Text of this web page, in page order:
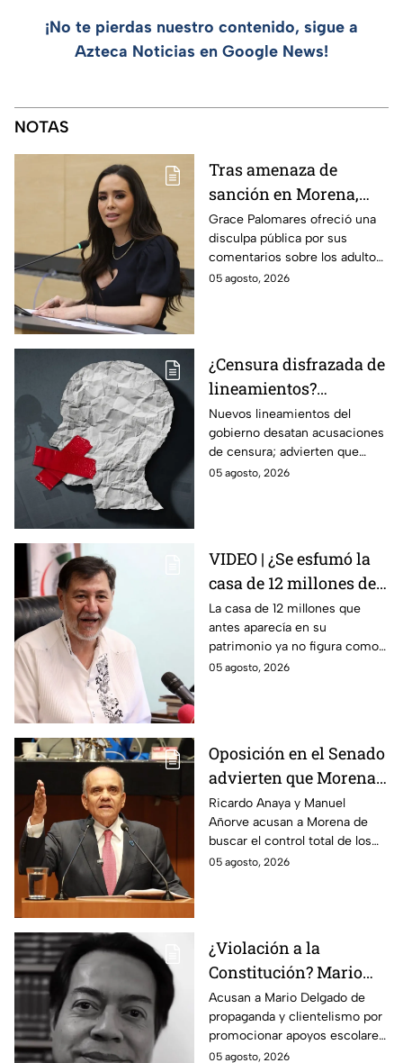
¡No te pierdas nuestro contenido, sigue a
Azteca Noticias en Google News!
NOTAS
Tras amenaza de
sanción en Morena,
Grace Palomares pide
perdón a adultos
mayores
Grace Palomares ofreció una
disculpa pública por sus
comentarios sobre los adultos
mayores y aseguró que acatará
05 agosto, 2026
¿Censura disfrazada de
lineamientos?
Gobierno podría
decidir qué es verdad y
qué mentira; advierte
Maru Campos
Nuevos lineamientos del
gobierno desatan acusaciones
de censura; advierten que
permitirían decidir qué es
05 agosto, 2026
VIDEO | ¿Se esfumó la
casa de 12 millones de
Noroña? Esto
respondió sobre su
declaración
patrimonial 2026
La casa de 12 millones que
antes aparecía en su
patrimonio ya no figura como
inmueble en su declaración.
05 agosto, 2026
Oposición en el Senado
advierten que Morena
busca silenciar a la
prensa como en
Venezuela, Cuba y
Nicaragua
Ricardo Anaya y Manuel
Añorve acusan a Morena de
buscar el control total de los
medios con nuevos
05 agosto, 2026
¿Violación a la
Constitución? Mario
Delgado usa la beca
Rita Cetina para hacer
propaganda
Acusan a Mario Delgado de
propaganda y clientelismo por
promocionar apoyos escolares
como un “favor” del gobierno.
05 agosto, 2026